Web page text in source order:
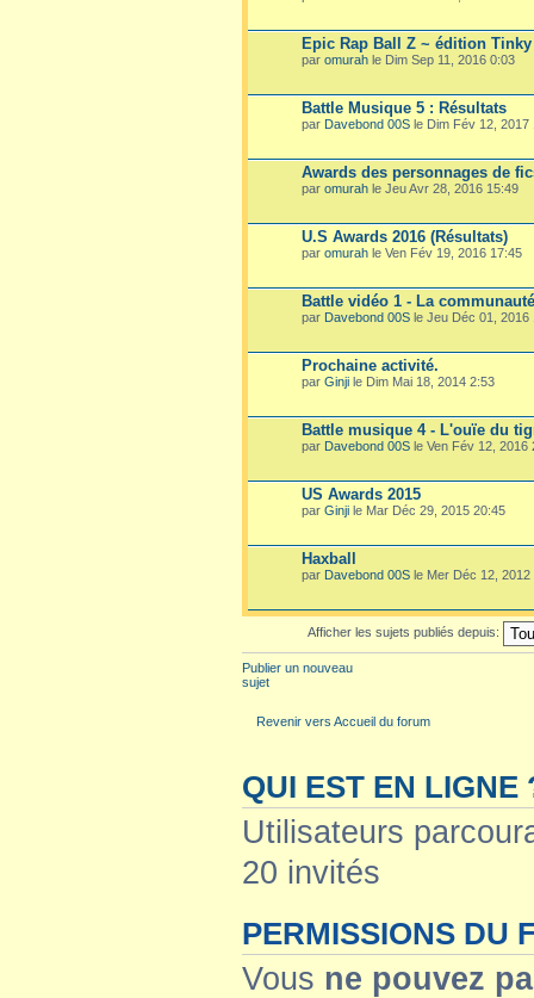
Epic Rap Ball Z ~ édition Tinky
par omurah le Dim Sep 11, 2016 0:03
Battle Musique 5 : Résultats
par Davebond 00S le Dim Fév 12, 2017
Awards des personnages de
par omurah le Jeu Avr 28, 2016 15:49
U.S Awards 2016 (Résultats)
par omurah le Ven Fév 19, 2016 17:45
Battle vidéo 1 - La
par Davebond 00S le Jeu Déc 01, 2016
Prochaine activité.
par Ginji le Dim Mai 18, 2014 2:53
Battle musique 4 - L'ouïe du
par Davebond 00S le Ven Fév 12, 2016
US Awards 2015
par Ginji le Mar Déc 29, 2015 20:45
Haxball
par Davebond 00S le Mer Déc 12, 2012
Afficher les sujets publiés depuis:
Publier un nouveau
sujet
Revenir vers Accueil du forum
QUI EST EN LIGNE
Utilisateurs
20 invités
PERMISSIONS DU
Vous ne pouvez